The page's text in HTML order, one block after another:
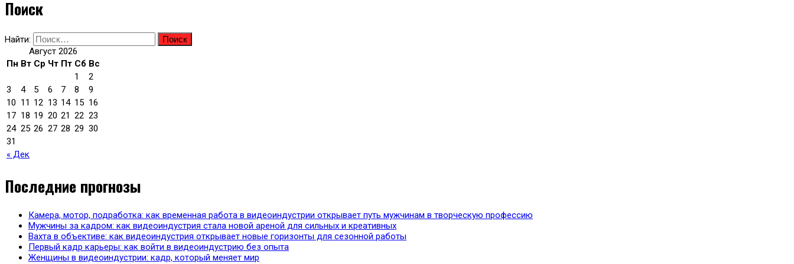
Поиск
Найти:
Август 2026
Пн Вт Ср Чт Пт Сб Вс
« Дек
1
2
3
4 5 6 7 8
9
10 11 12 13 14 15 16
17 18 19 20 21 22 23
24 25 26 27 28 29 30
31
Последние прогнозы
Камера, мотор, подработка: как временная работа в видеоиндустрии открывает путь мужчинам в творческую профессию
Мужчины за кадром: как видеоиндустрия стала новой ареной для сильных и креативных
Вахта в объективе: как видеоиндустрия открывает новые горизонты для сезонной работы
Первый кадр карьеры: как войти в видеоиндустрию без опыта
Женщины в видеоиндустрии: кадр, который меняет мир